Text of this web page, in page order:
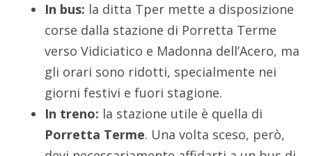
In bus: la ditta Tper mette a disposizione
corse dalla stazione di Porretta Terme
verso Vidiciatico e Madonna dell’Acero, ma
gli orari sono ridotti, specialmente nei
giorni festivi e fuori stagione.
In treno: la stazione utile è quella di
Porretta Terme. Una volta sceso, però,